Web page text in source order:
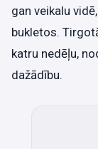
gan veikalu
bukletos.
katru nedēļu,
dažādību.